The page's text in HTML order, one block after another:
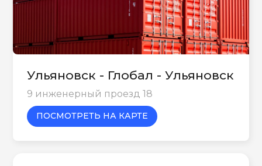
Ульяновск - Глобал - Ульяновск
9 инженерный проезд 18
ПОСМОТРЕТЬ НА КАРТЕ